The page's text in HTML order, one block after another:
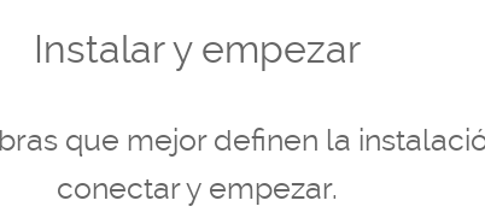
Instalar y empezar
que mejor definen la
conectar y empezar.